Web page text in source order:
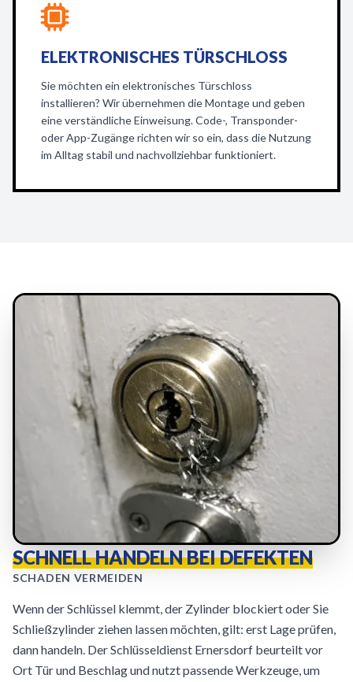
ELEKTRONISCHES TÜRSCHLOSS
Sie möchten ein elektronisches Türschloss
installieren? Wir übernehmen die Montage und geben
eine verständliche Einweisung. Code-, Transponder-
oder App-Zugänge richten wir so ein, dass die Nutzung
im Alltag stabil und nachvollziehbar funktioniert.
SCHNELL HANDELN BEI DEFEKTEN
SCHADEN VERMEIDEN
Wenn der Schlüssel klemmt, der Zylinder blockiert oder Sie
Schließzylinder ziehen lassen möchten, gilt: erst Lage prüfen,
dann handeln. Der Schlüsseldienst Ernersdorf beurteilt vor
Ort Tür und Beschlag und nutzt passende Werkzeuge, um